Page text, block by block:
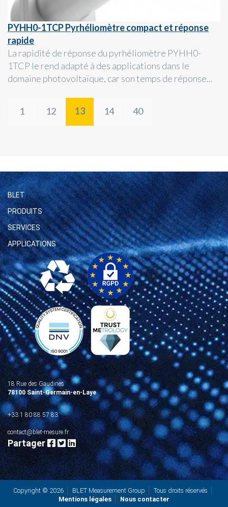
PYHH0-1TCP Pyrhéliomètre compact et réponse
rapide
La rapidité de réponse du pyrhéliomètre PYHH0-
1TCP le rend adapté à des applications dans le
domaine photovoltaïque, car son temps de réponse...
1 12 13 14 40
BLET
PRODUITS
SERVICES
APPLICATIONS
18 Rue des Gaudines
78100 Saint-Germain-en-Laye
+33 1 80 88 57 83
contact@blet-mesure.fr
Partager
Copyright © 2026 BLET Measurement Group
Tous droits réservés
Mentions légales
Nous contacter